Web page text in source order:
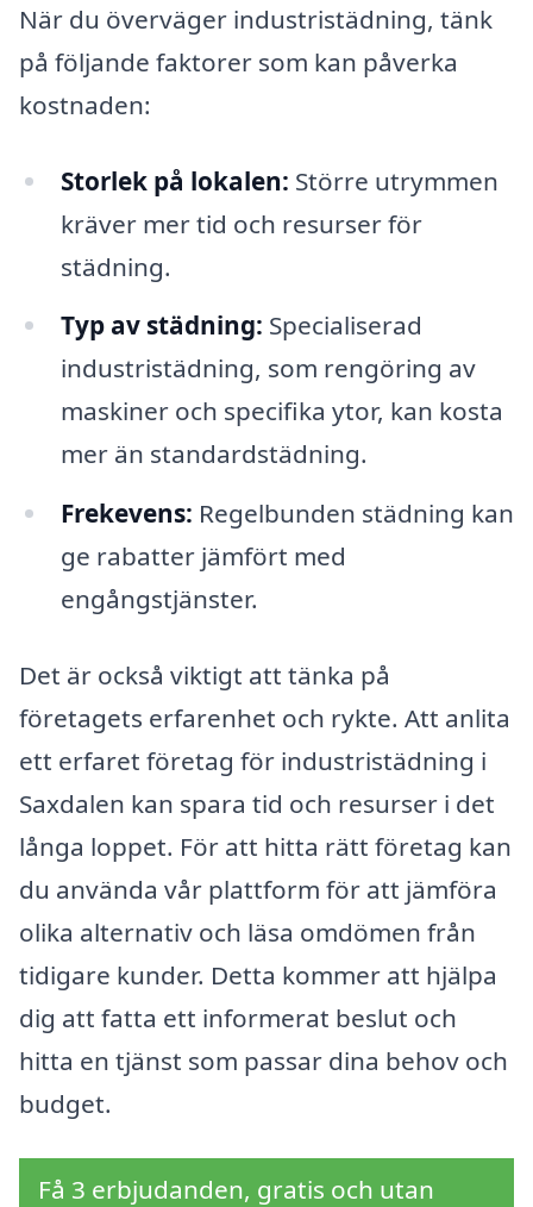
När du överväger industristädning, tänk
på följande faktorer som kan påverka
kostnaden:
Storlek på lokalen: Större utrymmen
kräver mer tid och resurser för
städning.
Typ av städning: Specialiserad
industristädning, som rengöring av
maskiner och specifika ytor, kan kosta
mer än standardstädning.
Frekevens: Regelbunden städning kan
ge rabatter jämfört med
engångstjänster.
Det är också viktigt att tänka på
företagets erfarenhet och rykte. Att anlita
ett erfaret företag för industristädning i
Saxdalen kan spara tid och resurser i det
långa loppet. För att hitta rätt företag kan
du använda vår plattform för att jämföra
olika alternativ och läsa omdömen från
tidigare kunder. Detta kommer att hjälpa
dig att fatta ett informerat beslut och
hitta en tjänst som passar dina behov och
budget.
Få 3 erbjudanden, gratis och utan